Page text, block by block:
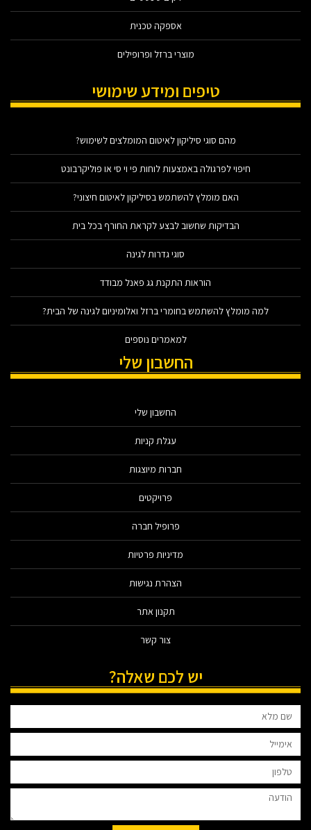
אספקה טכנית
מוצרי ברזל ופרופילים
טיפים ומידע שימושי
מהם סוגי סיליקון לאיטום המומלצים לשימוש?
חיפוי לפרגולה באמצעות לוחות פי וי סי או פוליקרבונט
האם מומלץ להשתמש בסיליקון לאיטום חיצוני?
הבדיקות שחשוב לבצע לקראת החורף בכל בית
סוגי גדרות לגינה
הוראות התקנת גג פאנל מבודד
למה מומלץ להשתמש בחומרי ברזל ואלומיניום לגינה של הבית?
למאמרים נוספים
החשבון שלי
החשבון שלי
עגלת קניות
חברות מיוצגות
פרויקטים
פרופיל חברה
מדיניות פרטיות
הצהרת נגישות
תקנון אתר
צור קשר
יש לכם שאלה?